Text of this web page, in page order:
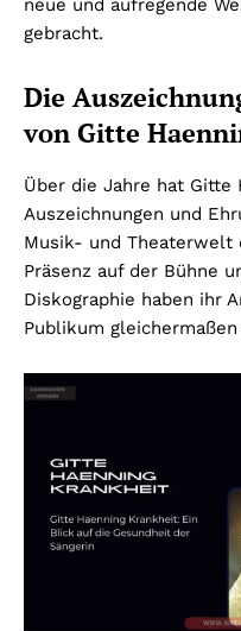
neue und aufregende
gebracht.
Die
von Gitte
Über die Jahre hat Gitte
Auszeichnungen und
Musik- und Theaterwelt
Präsenz auf der Bühne
Diskographie haben ihr
Publikum